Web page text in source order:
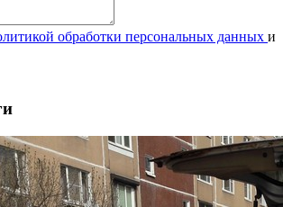
обработки персональных данных и